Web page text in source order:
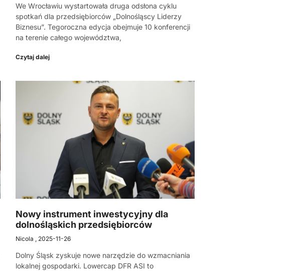
We Wrocławiu wystartowała druga odsłona cyklu
spotkań dla przedsiębiorców „Dolnośląscy Liderzy
Biznesu”. Tegoroczna edycja obejmuje 10 konferencji
na terenie całego województwa,
Czytaj dalej
Nowy instrument inwestycyjny dla
dolnośląskich przedsiębiorców
Nicola 2025-11-26
Dolny Śląsk zyskuje nowe narzędzie do wzmacniania
lokalnej gospodarki. Lowercap DFR ASI to